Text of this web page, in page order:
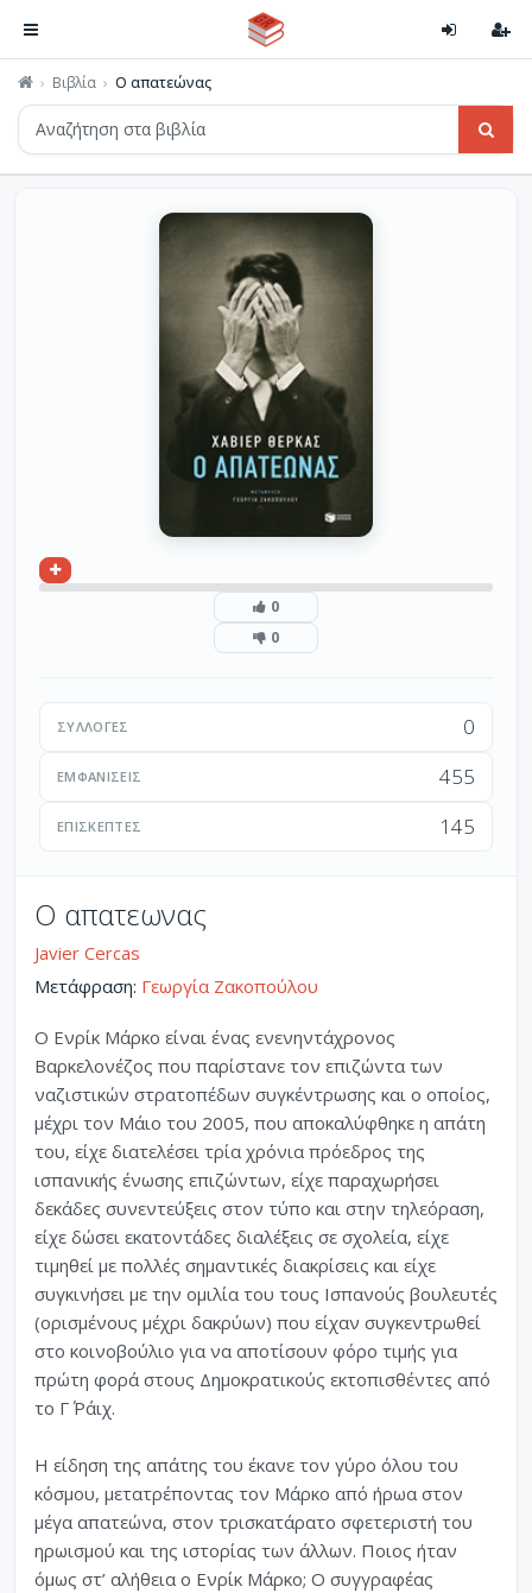
Βιβλία Ο απατεώνας
0
0
ΣΥΛΛΟΓΈΣ 0
ΕΜΦΑΝΊΣΕΙΣ 455
ΕΠΙΣΚΈΠΤΕΣ 145
Ο απατεωνας
Javier Cercas
Μετάφραση: Γεωργία Ζακοπούλου
Ο Ενρίκ Μάρκο είναι ένας ενενηντάχρονος
Βαρκελoνέζος που παρίστανε τον επιζώντα των
ναζιστικών στρατοπέδων συγκέντρωσης και ο οποίος,
µέχρι τον Μάιο του 2005, που αποκαλύφθηκε η απάτη
του, είχε διατελέσει τρία χρόνια πρόεδρος της
ισπανικής ένωσης επιζώντων, είχε παραχωρήσει
δεκάδες συνεντεύξεις στον τύπο και στην τηλεόραση,
είχε δώσει εκατοντάδες διαλέξεις σε σχολεία, είχε
τιµηθεί µε πολλές σηµαντικές διακρίσεις και είχε
συγκινήσει µε την οµιλία του τους Ισπανούς βουλευτές
(ορισµένους µέχρι δακρύων) που είχαν συγκεντρωθεί
στο κοινοβούλιο για να αποτίσουν φόρο τιµής για
πρώτη φορά στους Δηµοκρατικούς εκτοπισθέντες από
το Γ΄ Ράιχ.
Η είδηση της απάτης του έκανε τον γύρο όλου του
κόσµου, µετατρέποντας τον Μάρκο από ήρωα στον
µέγα απατεώνα, στον τρισκατάρατο σφετεριστή του
ηρωισµού και της ιστορίας των άλλων. Ποιος ήταν
όµως στ’ αλήθεια ο Ενρίκ Μάρκο; Ο συγγραφέας